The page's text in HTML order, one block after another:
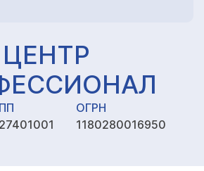
ЦЕНТР
ОГРН
1180280016950